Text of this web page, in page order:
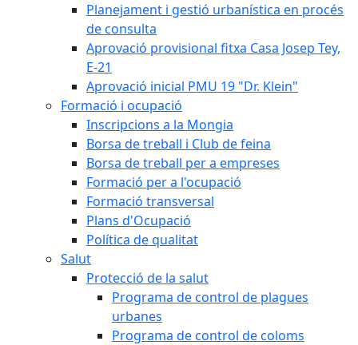
Planejament i gestió urbanística en procés
de consulta
Aprovació provisional fitxa Casa Josep Tey,
E-21
Aprovació inicial PMU 19 "Dr. Klein"
Formació i ocupació
Inscripcions a la Mongia
Borsa de treball i Club de feina
Borsa de treball per a empreses
Formació per a l'ocupació
Formació transversal
Plans d'Ocupació
Política de qualitat
Salut
Protecció de la salut
Programa de control de plagues
urbanes
Programa de control de coloms